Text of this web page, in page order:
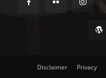
Disclaimer Privacy